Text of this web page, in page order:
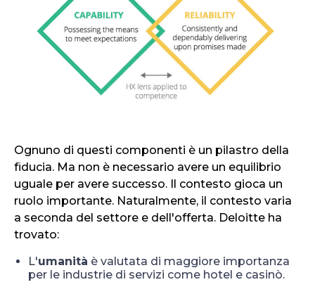
Ognuno di questi componenti è un pilastro della
fiducia. Ma non è necessario avere un equilibrio
uguale per avere successo. Il contesto gioca un
ruolo importante. Naturalmente, il contesto varia
a seconda del settore e dell'offerta. Deloitte ha
trovato:
L'umanità è valutata di maggiore importanza
per le industrie di servizi come hotel e casinò.